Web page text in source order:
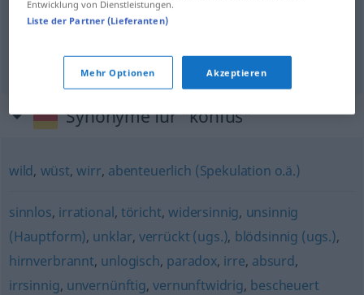
konfus
Synonyme für "konfus"
wild, wüst,wirr, abenteuerlich (Spekulation o.ä.)
sinnlos, irrational, töricht, widersinnig, unsinnig
(Hauptform), unklar, verrückt (ugs.), blödsinnig (ugs.),
hirnverbrannt, unlogisch, paradox, irre, absurd,
irrsinnig, unvernünftig,vernunftwidrig, bescheuert
Entwicklung von Dienstleistungen.
Liste der Partner (Lieferanten)
Mehr Optionen Akzeptieren